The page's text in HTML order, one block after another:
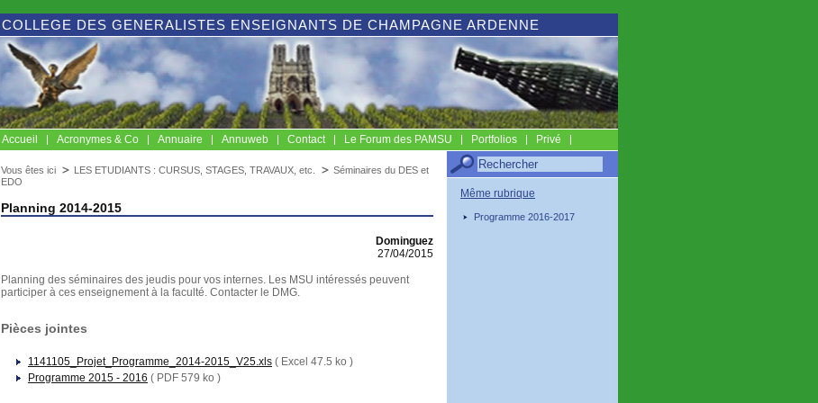
COLLEGE DES GENERALISTES ENSEIGNANTS DE CHAMPAGNE ARDENNE
Accueil Acronymes & Co Annuaire Annuweb Contact Le Forum des PAMSU Portfolios
Privé
Vous êtes ici LES ETUDIANTS : CURSUS, STAGES, TRAVAUX, etc.
Séminaires du DES et
EDO
Planning 2014-2015
Dominguez
27/04/2015
Planning des séminaires des jeudis pour vos internes. Les MSU intéressés peuvent
participer à ces enseignement à la faculté. Contacter le DMG.
Pièces jointes
1141105_Projet_Programme_2014-2015_V25.xls ( Excel 47.5 ko )
Programme 2015 - 2016 ( PDF 579 ko )
Même rubrique
Programme 2016-2017